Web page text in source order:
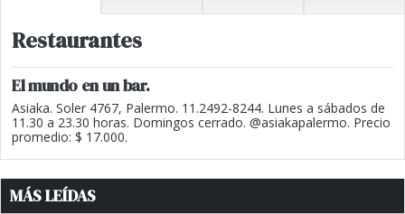
Restaurantes
El mundo en un bar.
Asiaka. Soler 4767, Palermo. 11.2492-8244. Lunes a sábados de
11.30 a 23.30 horas. Domingos cerrado. @asiakapalermo. Precio
promedio: $ 17.000.
MÁS LEÍDAS